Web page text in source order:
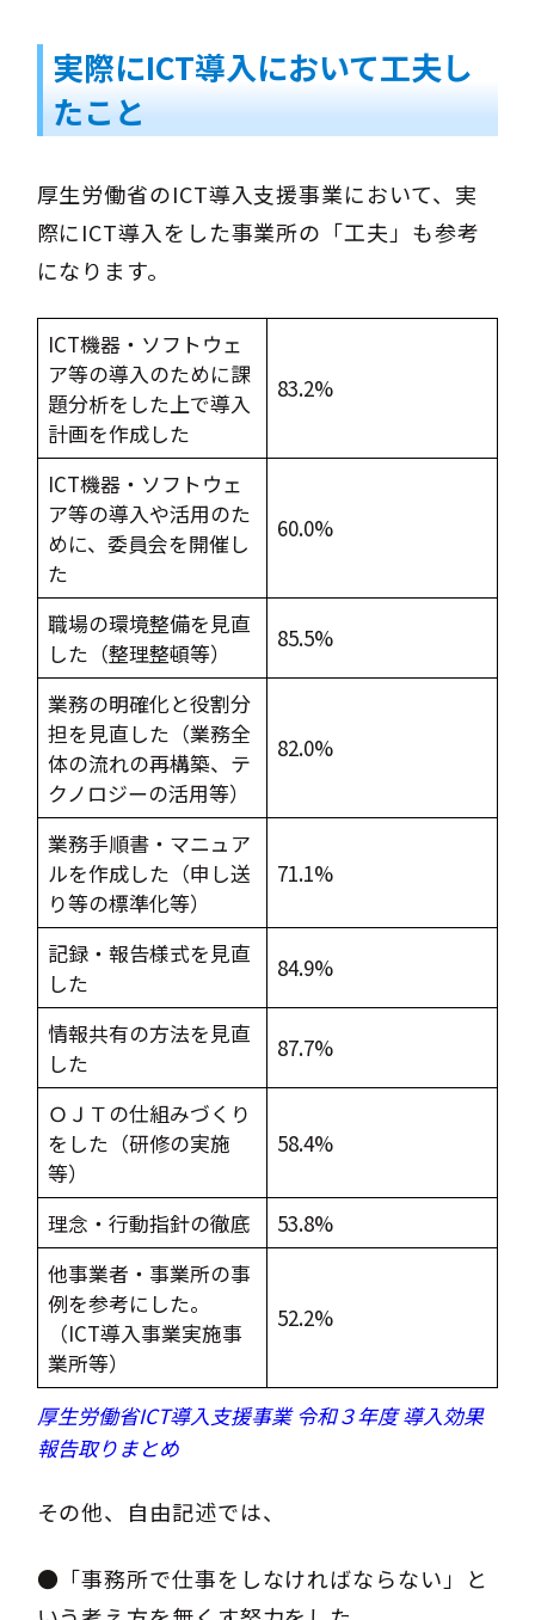
実際にICT導入において工夫し
たこと
厚生労働省のICT導入支援事業において、実
際にICT導入をした事業所の「工夫」も参考
になります。
ICT機器・ソフトウェ
ア等の導入のために課
題分析をした上で導入
計画を作成した
83.2%
ICT機器・ソフトウェ
ア等の導入や活用のた
めに、委員会を開催し
た
60.0%
職場の環境整備を見直
した（整理整頓等）
85.5%
業務の明確化と役割分
担を見直した（業務全
体の流れの再構築、テ
クノロジーの活用等）
82.0%
業務手順書・マニュア
ルを作成した（申し送
り等の標準化等）
71.1%
記録・報告様式を見直
した
84.9%
情報共有の方法を見直
した
87.7%
ＯＪＴの仕組みづくり
をした（研修の実施
等）
58.4%
理念・行動指針の徹底
53.8%
他事業者・事業所の事
例を参考にした。
（ICT導入事業実施事
業所等）
52.2%
厚生労働省ICT導入支援事業 令和３年度 導入効果
報告取りまとめ
その他、自由記述では、
●「事務所で仕事をしなければならない」と